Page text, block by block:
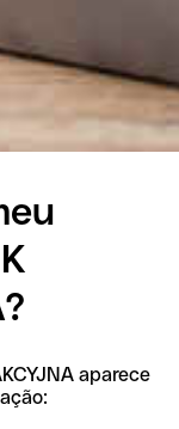
aparece